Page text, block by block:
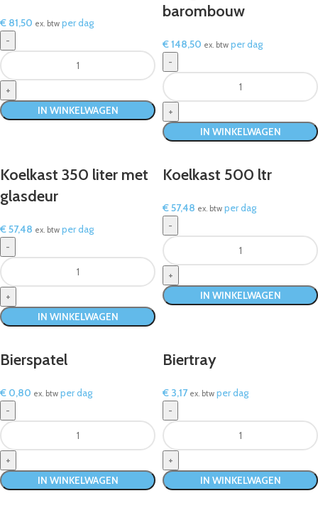
€ 81,50 ex. btw per dag
IN WINKELWAGEN
barombouw
€148,50 ex. btw per dag
IN WINKELWAGEN
Koelkast 350 liter met
glasdeur
€57,48 ex. btw per dag
IN WINKELWAGEN
Koelkast 500 ltr
€57,48 ex. btw per dag
IN WINKELWAGEN
Bierspatel
€ 0,80 ex. btw per dag
IN WINKELWAGEN
Biertray
€ 3,17 ex. btw per dag
IN WINKELWAGEN